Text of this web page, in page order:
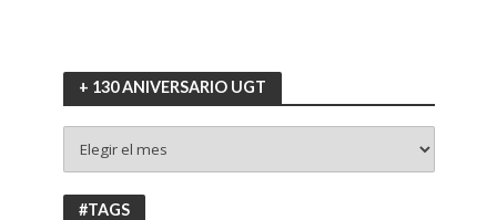
+ 130 ANIVERSARIO UGT
130
ANIVERSARIO
UGT
#TAGS